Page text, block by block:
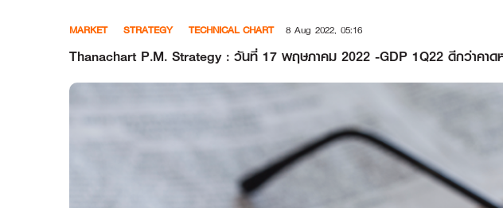
MARKET STRATEGY TECHNICAL CHART 8 Aug 2022, 05:16
Thanachart P.M. Strategy : วันที่ 17 พฤษภาคม 2022 -GDP 1Q22 ดีกว่าคา